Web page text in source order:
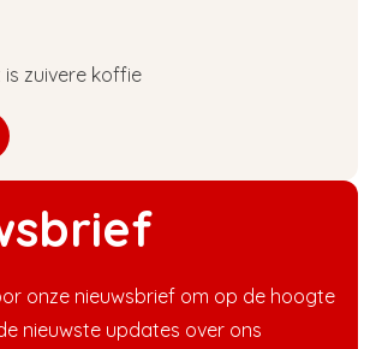
onze nieuwsbrief om op de hoogte
nieuwste updates over ons
zuivere koffie